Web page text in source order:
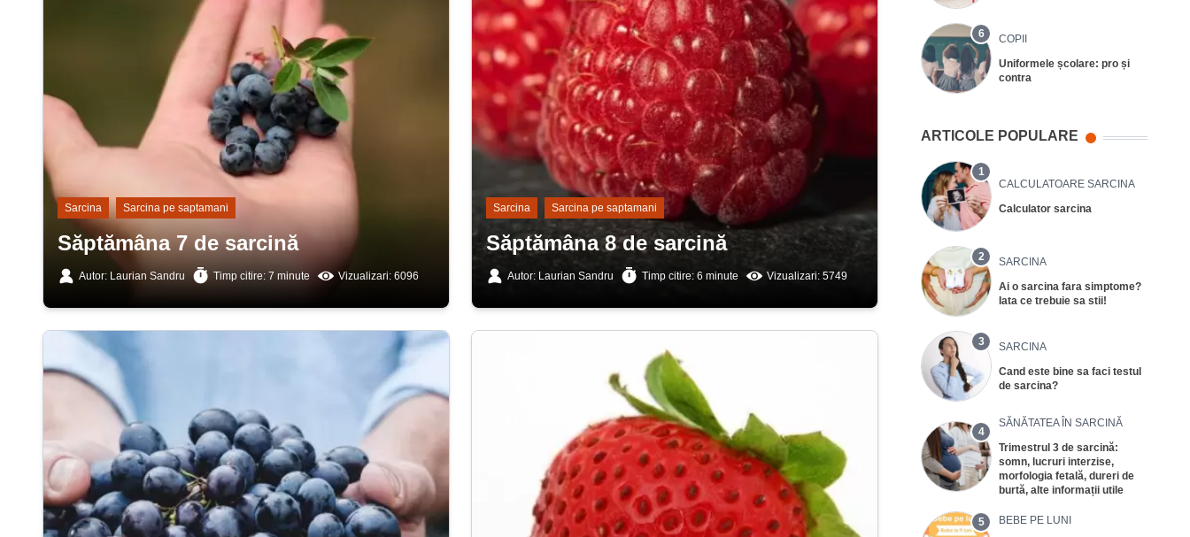
Sarcina Sarcina pe saptamani
Săptămâna 7 de sarcină
Autor: Laurian Sandru Timp citire: 7 minute Vizualizari: 6096
Sarcina Sarcina pe saptamani
Săptămâna 8 de sarcină
Autor: Laurian Sandru Timp citire: 6 minute Vizualizari: 5749
6
COPII
Uniformele școlare: pro și
contra
ARTICOLE POPULARE
1
CALCULATOARE SARCINA
Calculator sarcina
2
SARCINA
Ai o sarcina fara simptome?
Iata ce trebuie sa stii!
3
SARCINA
Cand este bine sa faci testul
de sarcina?
4
SĂNĂTATEA ÎN SARCINĂ
Trimestrul 3 de sarcină:
somn, lucruri interzise,
morfologia fetală, dureri de
burtă, alte informații utile
5
BEBE PE LUNI